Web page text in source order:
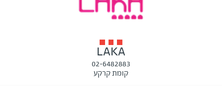
LAKA
02-6482883
קומת קרקע